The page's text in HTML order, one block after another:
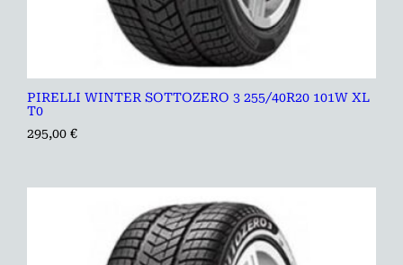
PIRELLI WINTER SOTTOZERO 3 255/40R20 101W XL
T0
295,00 €